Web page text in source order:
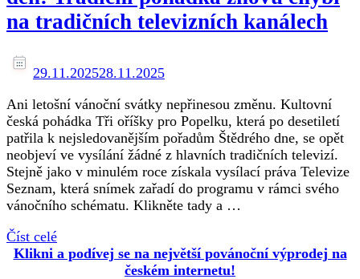
na tradičních televizních kanálech
29.11.202528.11.2025
Ani letošní vánoční svátky nepřinesou změnu. Kultovní
česká pohádka Tři oříšky pro Popelku, která po desetiletí
patřila k nejsledovanějším pořadům Štědrého dne, se opět
neobjeví ve vysílání žádné z hlavních tradičních televizí.
Stejně jako v minulém roce získala vysílací práva Televize
Seznam, která snímek zařadí do programu v rámci svého
vánočního schématu. Klikněte tady a …
Číst celé
Klikni a podívej se na největší povánoční výprodej na
českém internetu!